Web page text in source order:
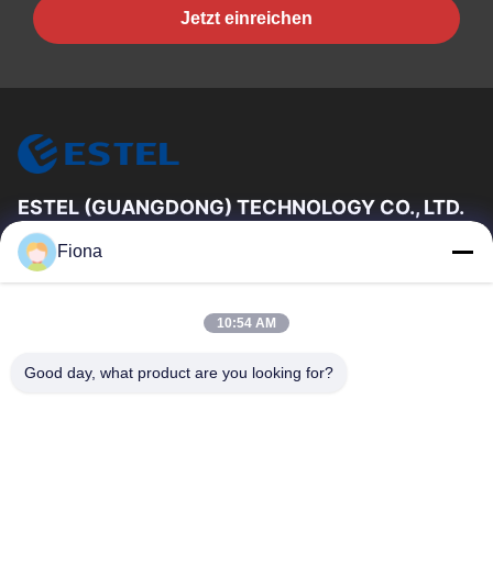
Jetzt einreichen
ESTEL (GUANGDONG) TECHNOLOGY CO., LTD.
Es ist nicht möglich, dass die Kommission in diesem Fall eine
Entscheidung über die Einführung einer neuen Regelung
Zu Hause
Neues
Fiona
10:54 AM
Good day, what product are you looking for?